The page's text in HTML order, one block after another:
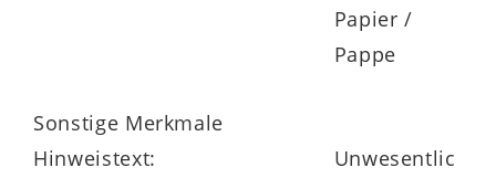
Papier /
Pappe
Sonstige Merkmale
Hinweistext:
Unwesentlic